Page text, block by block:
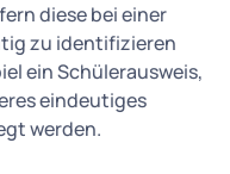
diese bei einer
zu identifizieren
ein Schülerausweis,
eindeutiges
werden.